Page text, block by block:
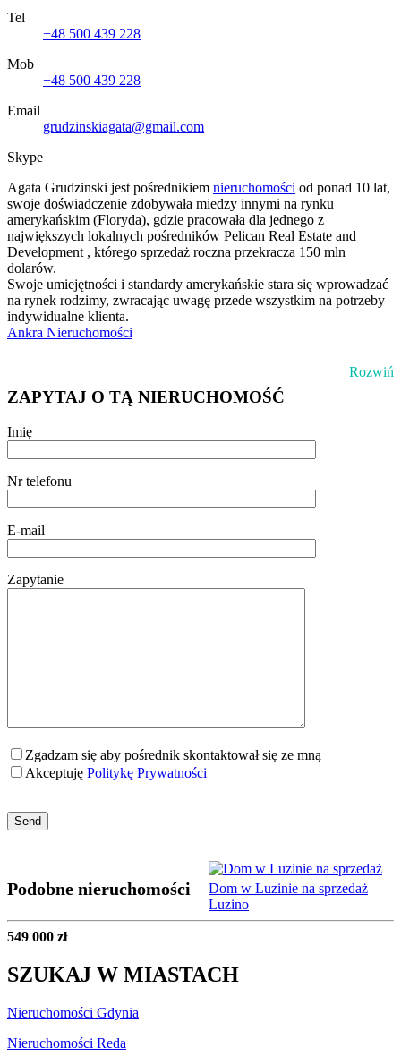
Tel
+48 500 439 228
Mob
+48 500 439 228
Email
grudzinskiagata@gmail.com
Skype
Agata Grudzinski jest pośrednikiem nieruchomości od ponad 10 lat,
swoje doświadczenie zdobywała miedzy innymi na rynku
amerykańskim (Floryda), gdzie pracowała dla jednego z
największych lokalnych pośredników Pelican Real Estate and
Development , którego sprzedaż roczna przekracza 150 mln
dolarów.
Swoje umiejętności i standardy amerykańskie stara się wprowadzać
na rynek rodzimy, zwracając uwagę przede wszystkim na potrzeby
indywidualne klienta.
Ankra Nieruchomości
Rozwiń
ZAPYTAJ O TĄ NIERUCHOMOŚĆ
Imię
Nr telefonu
E-mail
Zapytanie
Zgadzam się aby pośrednik skontaktował się ze mną
Akceptuję Politykę Prywatności
Podobne nieruchomości
Dom w Luzinie na sprzedaż
Luzino
549 000 zł
SZUKAJ W MIASTACH
Nieruchomości Gdynia
Nieruchomości Reda